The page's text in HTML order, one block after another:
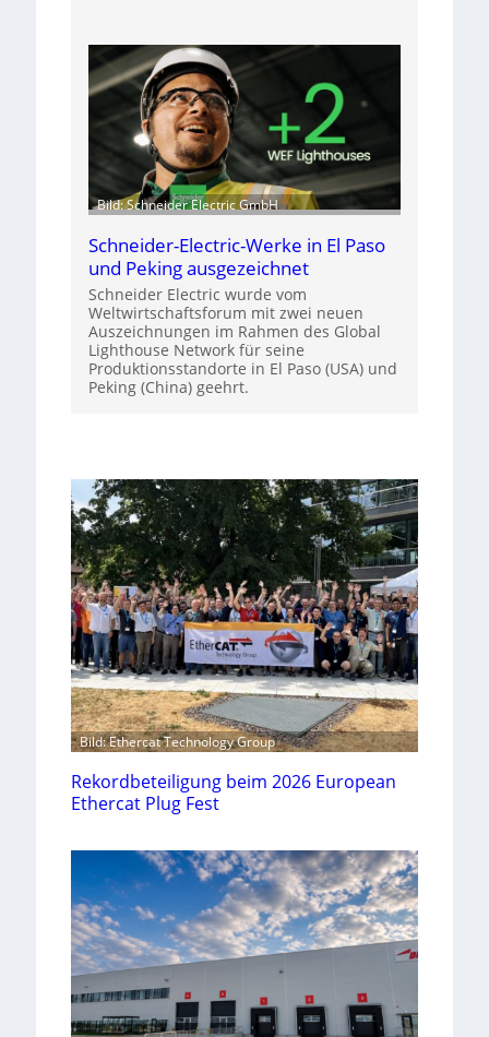
Bild: Schneider Electric GmbH
Schneider-Electric-Werke in El Paso
und Peking ausgezeichnet
Schneider Electric wurde vom
Weltwirtschaftsforum mit zwei neuen
Auszeichnungen im Rahmen des Global
Lighthouse Network für seine
Produktionsstandorte in El Paso (USA) und
Peking (China) geehrt.
Bild: Ethercat Technology Group
Rekordbeteiligung beim 2026 European
Ethercat Plug Fest